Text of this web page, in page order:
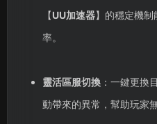
【UU加速器】的穩定機制
率。
靈活區服切換：一鍵更換
動帶來的異常，幫助玩家